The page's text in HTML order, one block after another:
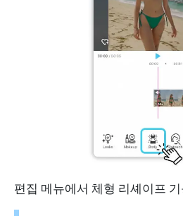
편집 메뉴에서 체형 리셰이프